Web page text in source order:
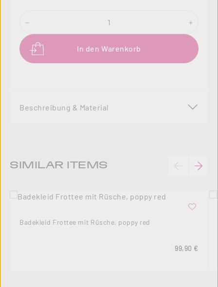
Produkt Anzahl: Gib den gewünschten
In den Warenkorb
Beschreibung & Material
Produktgalerie überspringen
SIMILAR ITEMS
Badekleid Frottee mit Rüsche, poppy red
Regulärer
99,90 €